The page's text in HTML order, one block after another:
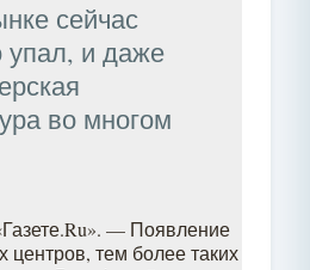
сейчас
упал, и даже
во многом
— Появление
центров, тем более таких